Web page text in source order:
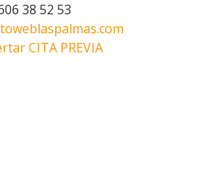
38 52 53
CITA PREVIA